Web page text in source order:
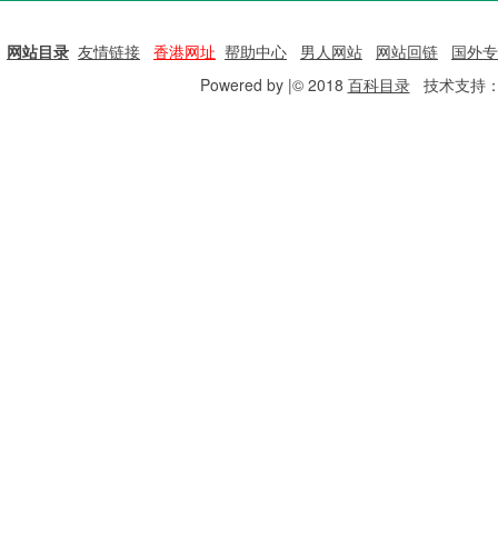
网站目录 友情链接 香港网址 帮助中心 男人网站 网站回链
国外
Powered by |© 2018 百科目录技术支持